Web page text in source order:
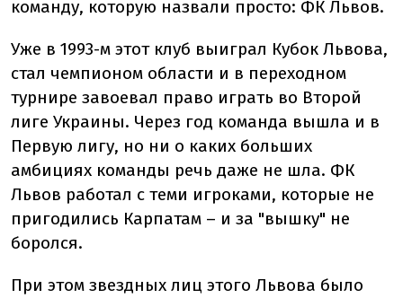
команду, которую назвали просто: ФК Львов.
Уже в 1993-м этот клуб выиграл Кубок Львова,
стал чемпионом области и в переходном
турнире завоевал право играть во Второй
лиге Украины. Через год команда вышла и в
Первую лигу, но ни о каких больших
амбициях команды речь даже не шла. ФК
Львов работал с теми игроками, которые не
пригодились Карпатам – и за "вышку" не
боролся.
При этом звездных лиц этого Львова было